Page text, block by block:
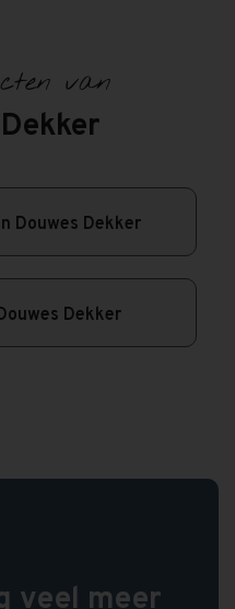
van
Douwes Dekker
Dekker
veel meer